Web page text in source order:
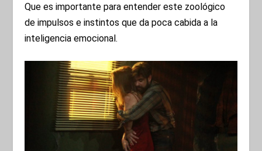
Que es importante para entender este zoológico
de impulsos e instintos que da poca cabida a la
inteligencia emocional.